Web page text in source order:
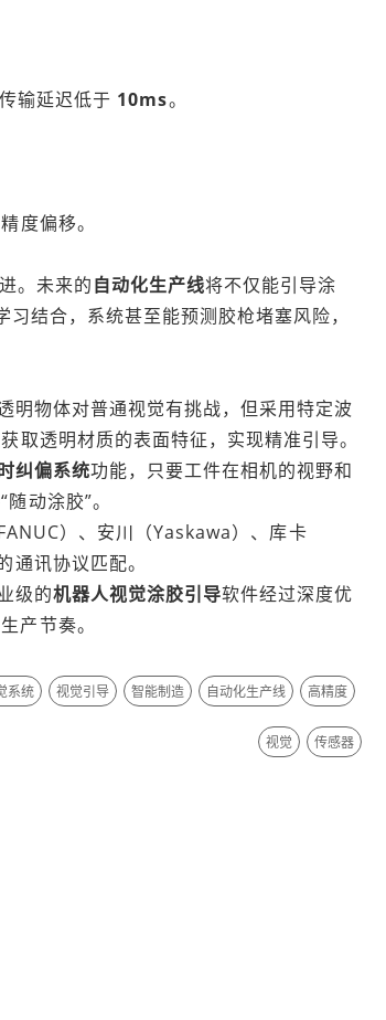
输延迟低于 10ms。
度偏移。
。未来的自动化生产线将不仅能引导涂
结合，系统甚至能预测胶枪堵塞风险，
明物体对普通视觉有挑战，但采用特定波
取透明材质的表面特征，实现精准引导。
纠偏系统功能，只要工件在相机的视野和
动涂胶”。
）、安川（Yaskawa）、库卡
通讯协议匹配。
级的机器人视觉涂胶引导软件经过深度优
产节奏。
系统 视觉引导 智能制造 自动化生产线 高精度
视觉 传感器